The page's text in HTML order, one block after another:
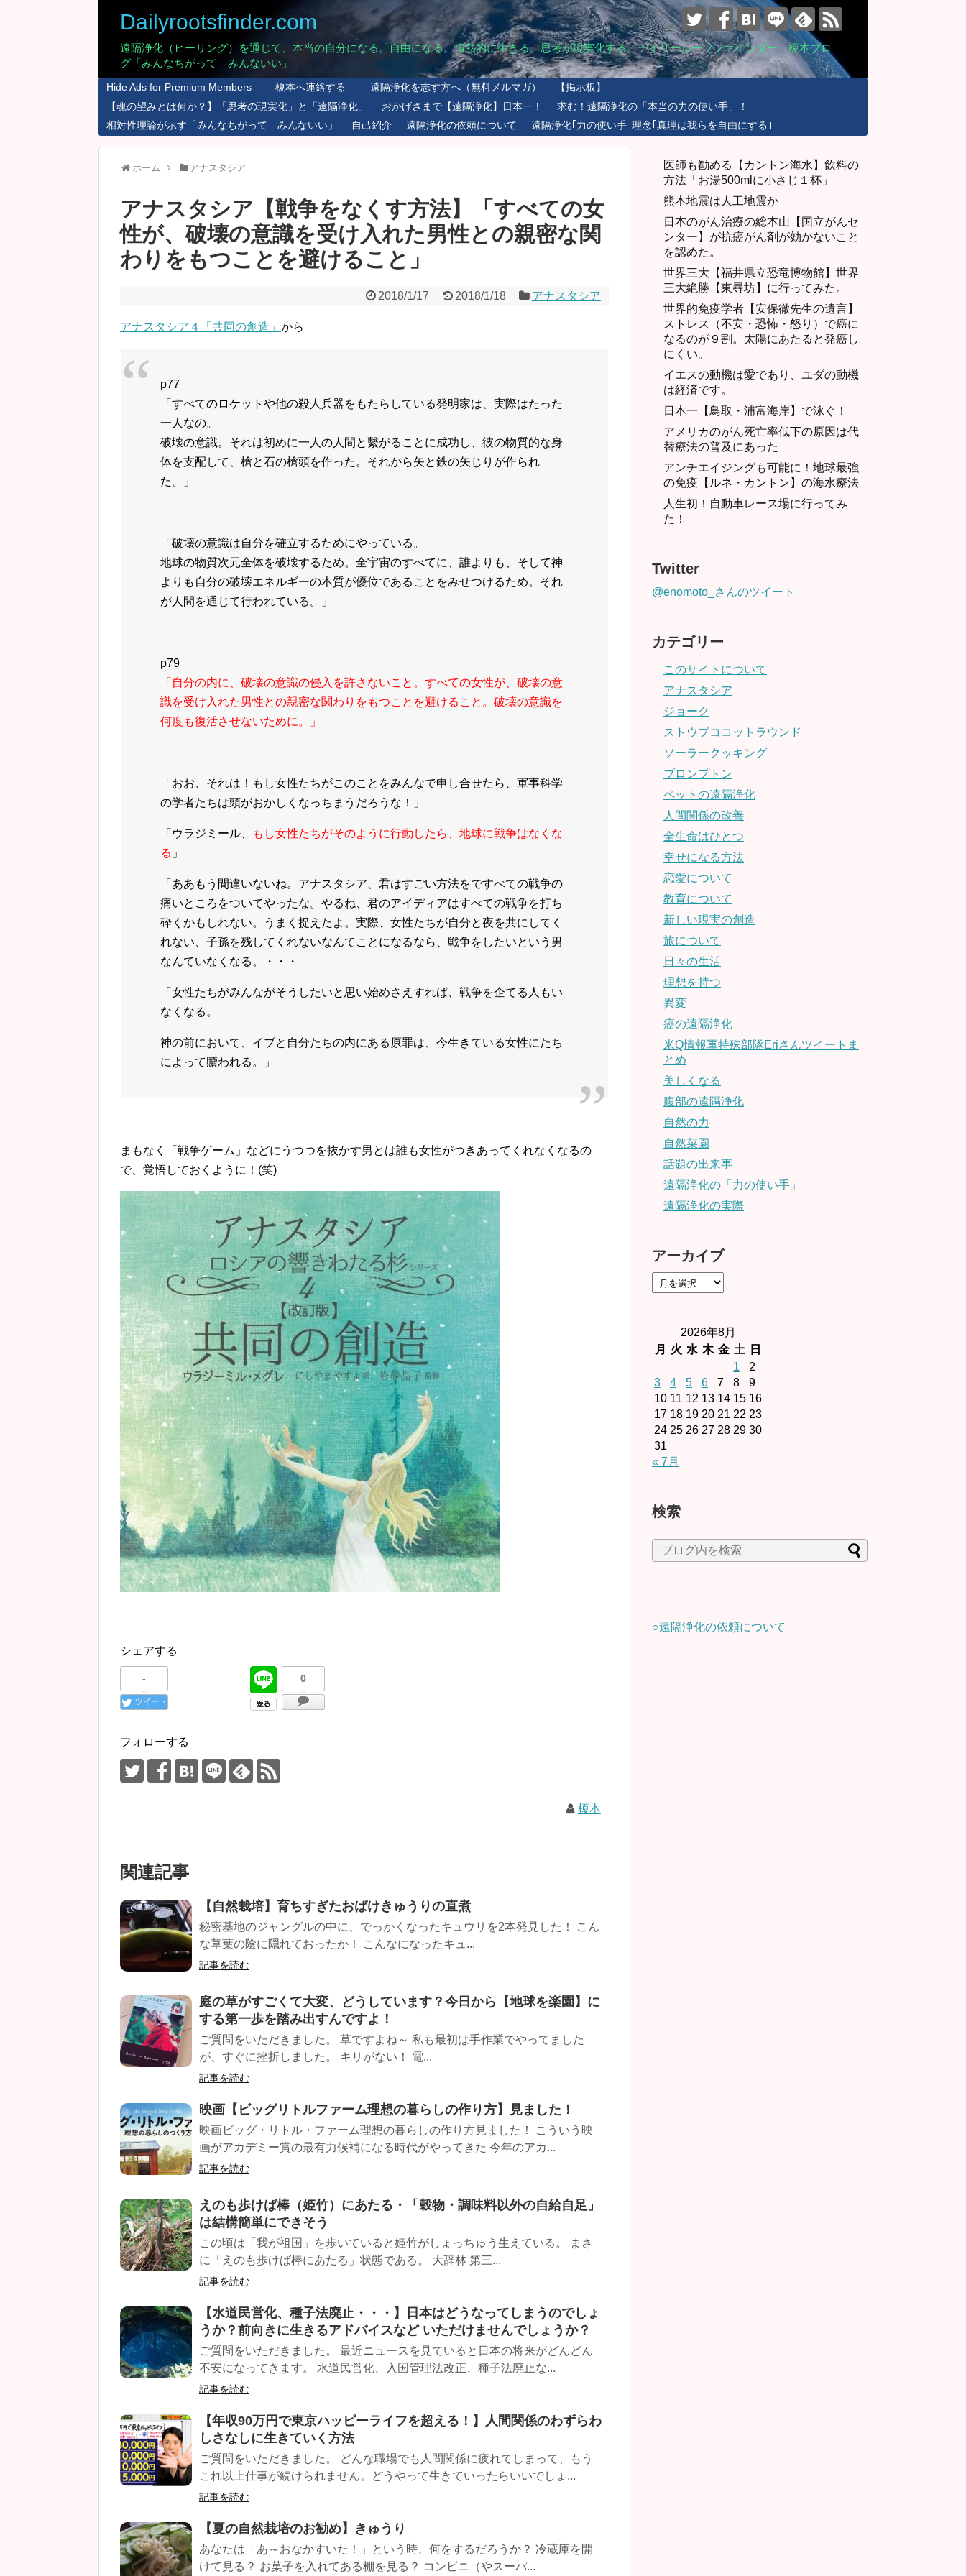
Dailyrootsfinder.com
遠隔浄化（ヒーリング）を通じて、本当の自分になる。自由になる。情熱的に生きる。思考が現実化する。デイリールーツファインダー 榎本ブロ
グ「みんなちがって みんないい」
Hide Ads for Premium Members 榎本へ連絡する 遠隔浄化を志す方へ（無料メルマガ）
【掲示板】
【魂の望みとは何か？】「思考の現実化」と「遠隔浄化」
おかげさまで【遠隔浄化】日本一！
求む！遠隔浄化の「本当の力の使い手」！
相対性理論が示す「みんなちがって みんないい」
自己紹介 遠隔浄化の依頼について 遠隔浄化｢力の使い手｣理念｢真理は我らを自由にする｣
ホーム アナスタシア
アナスタシア【戦争をなくす方法】「すべての女
性が、破壊の意識を受け入れた男性との親密な関
わりをもつことを避けること」
2018/1/17 2018/1/18 アナスタシア
アナスタシア４「共同の創造」 から
p77
「すべてのロケットや他の殺人兵器をもたらしている発明家は、実際はたった
一人なの。
破壊の意識。それは初めに一人の人間と繫がることに成功し、彼の物質的な身
体を支配して、槍と石の槍頭を作った。それから矢と鉄の矢じりが作られ
た。」
「破壊の意識は自分を確立するためにやっている。
地球の物質次元全体を破壊するため。全宇宙のすべてに、誰よりも、そして神
よりも自分の破壊エネルギーの本質が優位であることをみせつけるため。それ
が人間を通じて行われている。」
p79
「自分の内に、破壊の意識の侵入を許さないこと。すべての女性が、破壊の意
識を受け入れた男性との親密な関わりをもつことを避けること。破壊の意識を
何度も復活させないために。」
「おお、それは！もし女性たちがこのことをみんなで申し合せたら、軍事科学
の学者たちは頭がおかしくなっちまうだろうな！」
「ウラジミール、
もし女性たちがそのように行動したら、地球に戦争はなくな
る 」
「ああもう間違いないね。アナスタシア、君はすごい方法をですべての戦争の
痛いところをついてやったな。やるね、君のアイディアはすべての戦争を打ち
砕くかもしれない。うまく捉えたよ。実際、女性たちが自分と夜を共にしてく
れない、子孫を残してくれないなんてことになるなら、戦争をしたいという男
なんていなくなる。・・・
「女性たちがみんながそうしたいと思い始めさえすれば、戦争を企てる人もい
なくなる。
神の前において、イブと自分たちの内にある原罪は、今生きている女性にたち
によって贖われる。」
まもなく「戦争ゲーム」などにうつつを抜かす男とは誰も女性がつきあってくれなくなるの
で、覚悟しておくように！(笑)
シェアする
-
ツイート
0
フォローする
榎本
関連記事
【自然栽培】育ちすぎたおばけきゅうりの直煮
秘密基地のジャングルの中に、でっかくなったキュウリを2本発見した！ こん
な草葉の陰に隠れておったか！ こんなになったキュ...
記事を読む
庭の草がすごくて大変、どうしています？今日から【地球を楽園】に
する第一歩を踏み出すんですよ！
ご質問をいただきました。 草ですよね～ 私も最初は手作業でやってました
が、すぐに挫折しました。 キリがない！ 電...
記事を読む
映画【ビッグリトルファーム理想の暮らしの作り方】見ました！
映画ビッグ・リトル・ファーム理想の暮らしの作り方見ました！ こういう映
画がアカデミー賞の最有力候補になる時代がやってきた 今年のアカ...
記事を読む
えのも歩けば棒（姫竹）にあたる・「穀物・調味料以外の自給自足」
は結構簡単にできそう
この頃は「我が祖国」を歩いていると姫竹がしょっちゅう生えている。 まさ
に「えのも歩けば棒にあたる」状態である。 大辞林 第三...
記事を読む
【水道民営化、種子法廃止・・・】日本はどうなってしまうのでしょ
うか？前向きに生きるアドバイスなど いただけませんでしょうか？
ご質問をいただきました。 最近ニュースを見ていると日本の将来がどんどん
不安になってきます。 水道民営化、入国管理法改正、種子法廃止な...
記事を読む
【年収90万円で東京ハッピーライフを超える！】人間関係のわずらわ
しさなしに生きていく方法
ご質問をいただきました。 どんな職場でも人間関係に疲れてしまって、もう
これ以上仕事が続けられません。どうやって生きていったらいいでしょ...
記事を読む
【夏の自然栽培のお勧め】きゅうり
あなたは「あ～おなかすいた！」という時、何をするだろうか？ 冷蔵庫を開
けて見る？ お菓子を入れてある棚を見る？ コンビニ（やスーパ...
医師も勧める【カントン海水】飲料の
方法「お湯500mlに小さじ１杯」
熊本地震は人工地震か
日本のがん治療の総本山【国立がんセ
ンター】が抗癌がん剤が効かないこと
を認めた。
世界三大【福井県立恐竜博物館】世界
三大絶勝【東尋坊】に行ってみた。
世界的免疫学者【安保徹先生の遺言】
ストレス（不安・恐怖・怒り）で癌に
なるのが９割。太陽にあたると発癌し
にくい。
イエスの動機は愛であり、ユダの動機
は経済です。
日本一【鳥取・浦富海岸】で泳ぐ！
アメリカのがん死亡率低下の原因は代
替療法の普及にあった
アンチエイジングも可能に！地球最強
の免疫【ルネ・カントン】の海水療法
人生初！自動車レース場に行ってみ
た！
Twitter
@enomoto_さんのツイート
カテゴリー
このサイトについて
アナスタシア
ジョーク
ストウブココットラウンド
ソーラークッキング
ブロンプトン
ペットの遠隔浄化
人間関係の改善
全生命はひとつ
幸せになる方法
恋愛について
教育について
新しい現実の創造
旅について
日々の生活
理想を持つ
異変
癌の遠隔浄化
米Q情報軍特殊部隊Eriさんツイートま
とめ
美しくなる
腹部の遠隔浄化
自然の力
自然菜園
話題の出来事
遠隔浄化の「力の使い手」
遠隔浄化の実際
アーカイブ
2026年8月
月
火 水 木 金 土
日
1
2
3
4 5 6 7 8
9
10 11 12 13 14 15 16
17 18 19 20 21 22 23
24 25 26 27 28 29 30
31
« 7月
検索
○遠隔浄化の依頼について